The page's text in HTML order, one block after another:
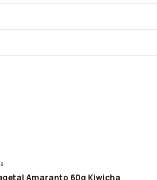
Amaranto 60g Kiwicha